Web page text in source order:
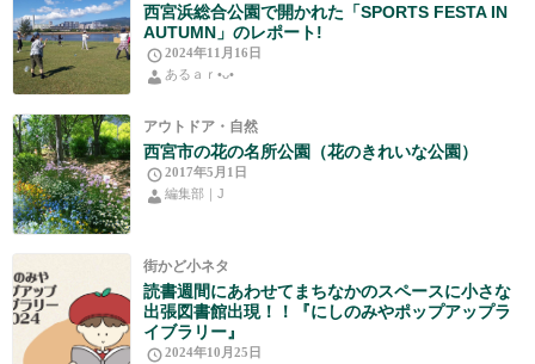
西宮浜総合公園で開かれた「SPORTS FESTA IN
AUTUMN」のレポート!
2024年11月16日
あるａｒ•⁠ᴗ⁠•⁠
アウトドア・自然
西宮市の花の名所公園（花のきれいな公園）
2017年5月1日
編集部｜J
街かど小ネタ
読書週間にあわせてまちなかのスペースに小さな
出張図書館出現！！『にしのみやポップアップラ
イブラリー』
2024年10月25日